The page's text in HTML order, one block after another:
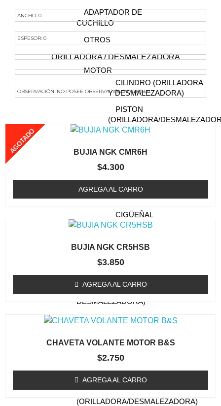
ADAPTADOR DE
CUCHILLO
OTROS
ORILLADORA / DESMALEZADORA
MOTOR
CILINDRO (ORILLADORA
Y DESMALEZADORA)
PISTON
(ORILLADORA/
(ORILLADORA Y
RETENES
CIGÜEÑAL
(ORILLADORA Y
FILTRO DE AIRE
(ORILLADORA /
DESMALEZADORA)
DESMALEZADORA)
CABEZAL (TRIMMER)
(ORILLADORA /
TAPA DE ARRANQUE
(ORILLADORA/DESMALEZADORA)
ANCHO: 0
ESPESOR: 0
OBSERVACIÓN: NO POSEE OBSERVACIÓN ADICIONAL
Te Podría Interesar
BUJIA NGK CMR6H
AGOTADO
$4.300
AGREGA AL CARRO
BUJIA NGK CR5HSB
$3.850
AGREGA AL CARRO
CHAVETA VOLANTE MOTOR B&S
$2.750
AGREGA AL CARRO